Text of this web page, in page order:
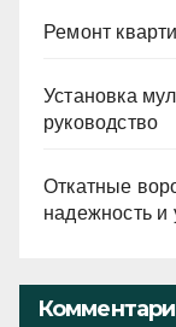
Ремонт
Установка
руководство
Откатные
надежность и